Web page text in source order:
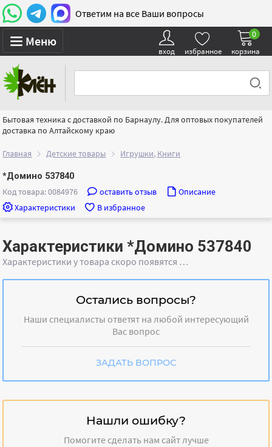
Ответим на все Ваши вопросы
Меню
вход избранное корзина
0
Бытовая техника с доставкой по Барнаулу. Для оптовых покупателей
доставка по Алтайскому краю
Главная Детские товары Игрушки, Книги
*Домино 537840
Код товара: 0084976 оставить отзыв
Описание
Характеристики
В избранное
Характеристики *Домино 537840
Характеристики у товара скоро появятся …
Остались вопросы?
Наши специалисты ответят на любой интересующий
Вас вопрос
ЗАДАТЬ ВОПРОС
Нашли ошибку?
Помогите сделать нам сайт лучше